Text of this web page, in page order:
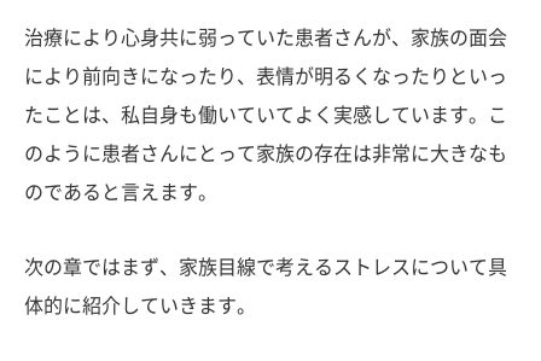
治療により心身共に弱っていた患者さんが、家族の面会
により前向きになったり、表情が明るくなったりといっ
たことは、私自身も働いていてよく実感しています。こ
のように患者さんにとって家族の存在は非常に大きなも
のであると言えます。
次の章ではまず、家族目線で考えるストレスについて具
体的に紹介していきます。